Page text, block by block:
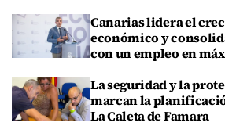
Canarias lidera el
económico y
con un empleo en
La seguridad y la
marcan la
La Caleta de Famara